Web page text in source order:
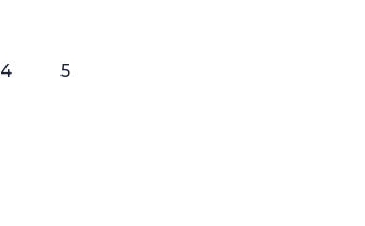
4 5